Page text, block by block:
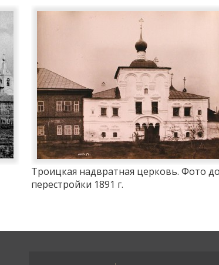
Троицкая надвратная церковь. Фото до
перестройки 1891 г.